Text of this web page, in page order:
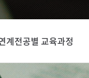
계전공별 교육과정